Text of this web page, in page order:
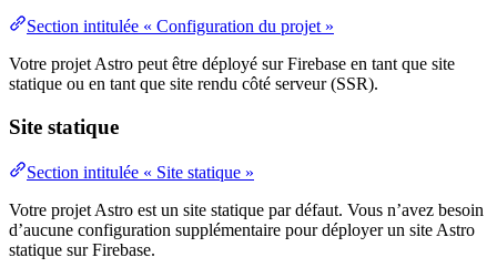
Section intitulée « Configuration du projet »
Votre projet Astro peut être déployé sur Firebase en tant que site
statique ou en tant que site rendu côté serveur (SSR).
Site statique
Section intitulée « Site statique »
Votre projet Astro est un site statique par défaut. Vous n’avez besoin
d’aucune configuration supplémentaire pour déployer un site Astro
statique sur Firebase.